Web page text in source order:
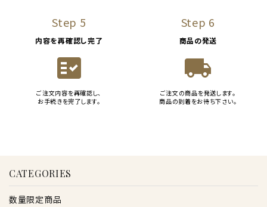
Step 5
内容を再確認し完了
fact_check
ご注文内容を再確認し、
お手続きを完了します。
Step 6
商品の発送
local_shipping
ご注文の商品を発送します。
商品の到着をお待ち下さい。
CATEGORIES
数量限定商品